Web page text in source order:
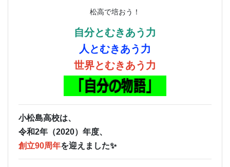
松高で培おう！
自分とむきあう力
人とむきあう力
世界とむきあう力
小松島高校は、
令和2年（2020）年度、
創立90周年を迎えました✨